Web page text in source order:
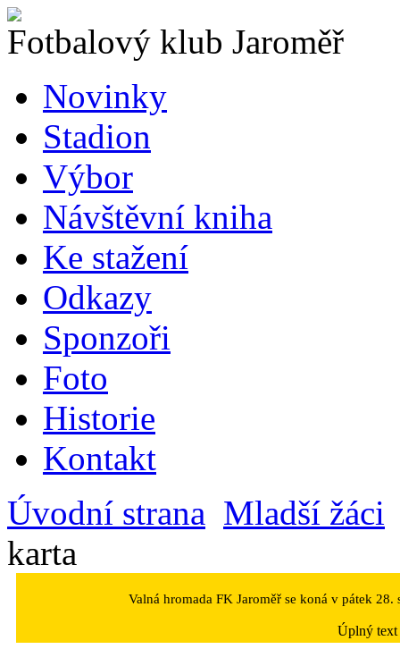
Fotbalový klub Jaroměř
Novinky
Stadion
Výbor
Návštěvní kniha
Ke stažení
Odkazy
Sponzoři
Foto
Historie
Kontakt
Úvodní strana Mladší žáci
karta
Valná hromada FK Jaroměř se koná v pátek
Úplný